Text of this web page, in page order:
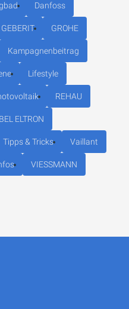
Danfoss
GEBERIT GROHE
Kampagnenbeitrag
Lifestyle
REHAU
ELTRON
Tipps & Tricks Vaillant
VIESSMANN